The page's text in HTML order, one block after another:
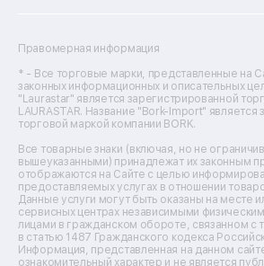
Ремонт фенов
Ремонт цифровых биноклей
Ремонт тепловизоров
Ремонт массажных кресел
Ремонт водонагревателей
Ремонт вытяжек
Ремонт источников
Ремонт пароварок
Ремонт микшерных пультов
Ремонт dj-пультов
Ремонт кухонных плит
Ремонт стедикамов
Ремонт оптических прицелов
Правомерная информация
* - Все торговые марки, представленные на
законных информационных и описательных
"Laurastar" является зарегистрированной
LAURASTAR. Название "Bork-Import" является
торговой маркой компании BORK.
Все товарные знаки (включая, но не
вышеуказанными) принадлежат их законным
отображаются на Сайте с целью
предоставляемых услугах в отношении
Данные услуги могут быть оказаны на месте
сервисных центрах независимыми
лицами в гражданском обороте, связанном с
в статью 1487 Гражданского кодекса
Информация, представленная на данном
ознакомительный характер и не является